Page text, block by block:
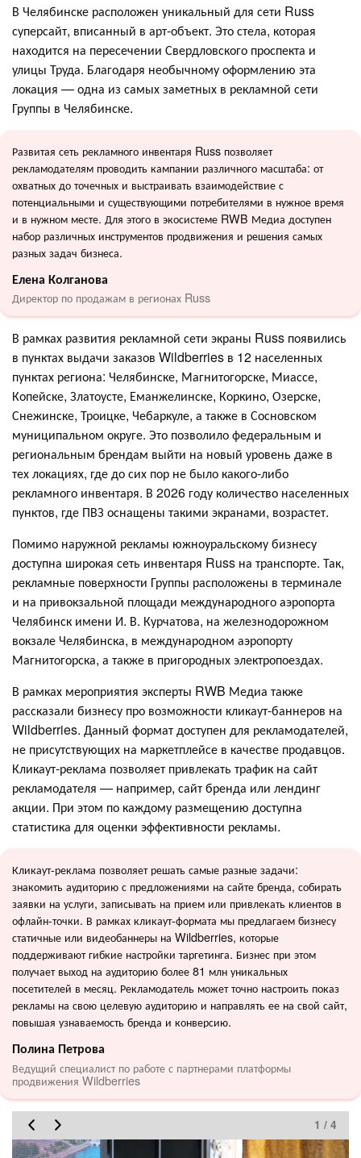
В Челябинске расположен уникальный для сети Russ
суперсайт, вписанный в арт-объект. Это стела, которая
находится на пересечении Свердловского проспекта и
улицы Труда. Благодаря необычному оформлению эта
локация — одна из самых заметных в рекламной сети
Группы в Челябинске.
Развитая сеть рекламного инвентаря Russ позволяет
рекламодателям проводить кампании различного масштаба: от
охватных до точечных и выстраивать взаимодействие с
потенциальными и существующими потребителями в нужное время
и в нужном месте. Для этого в экосистеме RWB Медиа доступен
набор различных инструментов продвижения и решения самых
разных задач бизнеса.
Елена Колганова
Директор по продажам в регионах Russ
В рамках развития рекламной сети экраны Russ появились
в пунктах выдачи заказов Wildberries в 12 населенных
пунктах региона: Челябинске, Магнитогорске, Миассе,
Копейске, Златоусте, Еманжелинске, Коркино, Озерске,
Снежинске, Троицке, Чебаркуле, а также в Сосновском
муниципальном округе. Это позволило федеральным и
региональным брендам выйти на новый уровень даже в
тех локациях, где до сих пор не было какого-либо
рекламного инвентаря. В 2026 году количество населенных
пунктов, где ПВЗ оснащены такими экранами, возрастет.
Помимо наружной рекламы южноуральскому бизнесу
доступна широкая сеть инвентаря Russ на транспорте. Так,
рекламные поверхности Группы расположены в терминале
и на привокзальной площади международного аэропорта
Челябинск имени И. В. Курчатова, на железнодорожном
вокзале Челябинска, в международном аэропорту
Магнитогорска, а также в пригородных электропоездах.
В рамках мероприятия эксперты RWB Медиа также
рассказали бизнесу про возможности кликаут-баннеров на
Wildberries. Данный формат доступен для рекламодателей,
не присутствующих на маркетплейсе в качестве продавцов.
Кликаут-реклама позволяет привлекать трафик на сайт
рекламодателя — например, сайт бренда или лендинг
акции. При этом по каждому размещению доступна
статистика для оценки эффективности рекламы.
Кликаут-реклама позволяет решать самые разные задачи:
знакомить аудиторию с предложениями на сайте бренда, собирать
заявки на услуги, записывать на прием или привлекать клиентов в
офлайн-точки. В рамках кликаут-формата мы предлагаем бизнесу
статичные или видеобаннеры на Wildberries, которые
поддерживают гибкие настройки таргетинга. Бизнес при этом
получает выход на аудиторию более 81 млн уникальных
посетителей в месяц. Рекламодатель может точно настроить показ
рекламы на свою целевую аудиторию и направлять ее на свой сайт,
повышая узнаваемость бренда и конверсию.
Полина Петрова
Ведущий специалист по работе с партнерами платформы
продвижения Wildberries
1 / 4